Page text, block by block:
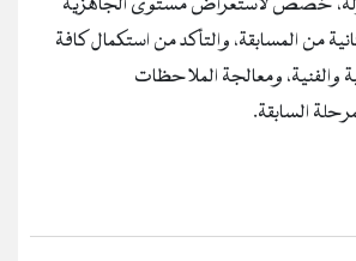
من المسابقة، والتأكد من استكمال كافة
والفنية، ومعالجة الملاحظات
السابقة.